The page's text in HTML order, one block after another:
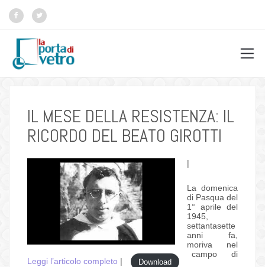
IL MESE DELLA RESISTENZA: IL
RICORDO DEL BEATO GIROTTI
Leggi l’articolo completo | Download
|
La domenica
di Pasqua del
1° aprile del
1945,
settantasette
anni fa,
moriva nel
campo di